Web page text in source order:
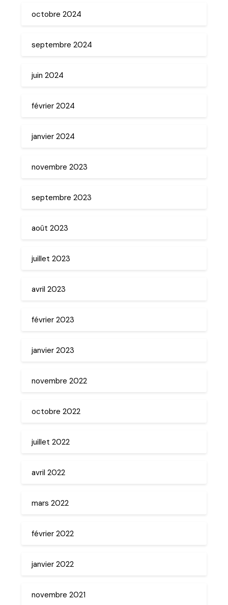
octobre 2024
septembre 2024
juin 2024
février 2024
janvier 2024
novembre 2023
septembre 2023
août 2023
juillet 2023
avril 2023
février 2023
janvier 2023
novembre 2022
octobre 2022
juillet 2022
avril 2022
mars 2022
février 2022
janvier 2022
novembre 2021